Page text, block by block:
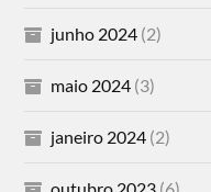
junho 2024 (2)
maio 2024 (3)
janeiro 2024 (2)